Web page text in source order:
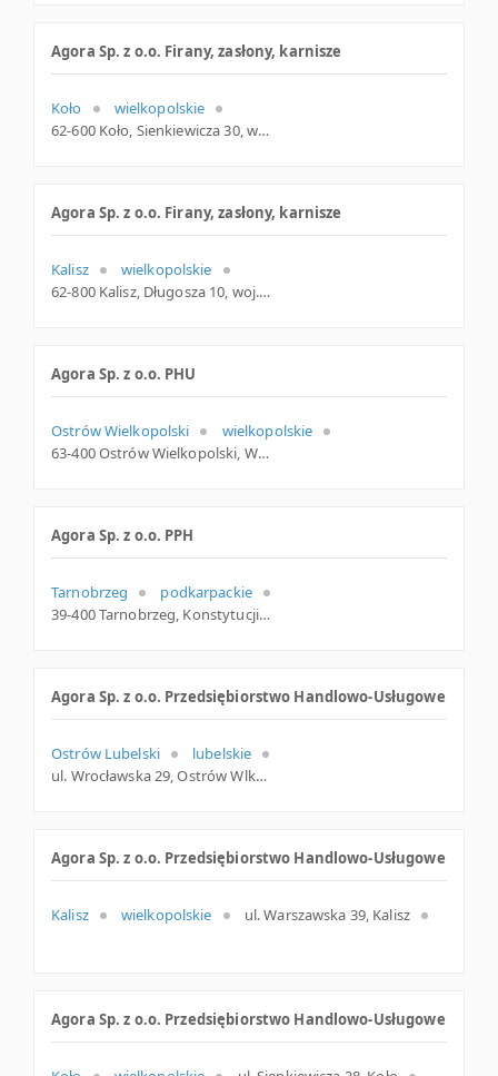
Agora Sp. z o.o. Firany, zasłony, karnisze
Koło
wielkopolskie
62-600 Koło, Sienkiewicza 30, woj. Wielkopolskie, pow. Kolski, gm. Koło
Agora Sp. z o.o. Firany, zasłony, karnisze
Kalisz
wielkopolskie
62-800 Kalisz, Długosza 10, woj. Wielkopolskie, pow. Kalisz, gm. Kalisz
Agora Sp. z o.o. PHU
Ostrów Wielkopolski
wielkopolskie
63-400 Ostrów Wielkopolski, Wrocławska 29, woj. Wielkopolskie, pow. Ostrowski, gm. Ostrów Wielkopolski
Agora Sp. z o.o. PPH
Tarnobrzeg
podkarpackie
39-400 Tarnobrzeg, Konstytucji 3 Maja 13, woj. Podkarpackie, pow. Tarnobrzeg, gm. Tarnobrzeg
Agora Sp. z o.o. Przedsiębiorstwo Handlowo-Usługowe
Ostrów Lubelski
lubelskie
ul. Wrocławska 29, Ostrów Wlkp.
Agora Sp. z o.o. Przedsiębiorstwo Handlowo-Usługowe
Kalisz wielkopolskie ul. Warszawska 39, Kalisz
Agora Sp. z o.o. Przedsiębiorstwo Handlowo-Usługowe